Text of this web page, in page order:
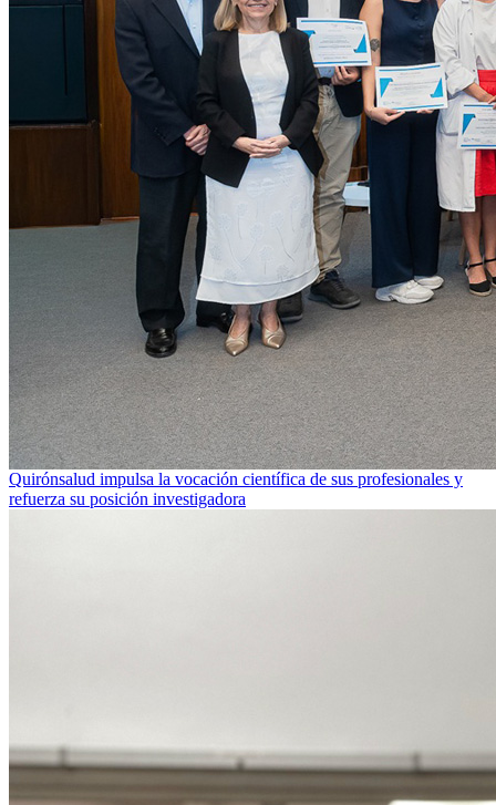
Quirónsalud impulsa la vocación científica de sus profesionales y
refuerza su posición investigadora